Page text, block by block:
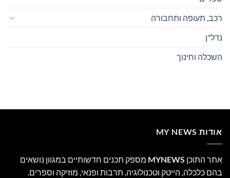
רכב, תעופה ותחבורה
נדל"ן
השכלה וחינוך
אודות MY NEWS
אתר התוכן MYNEWS מספק תכנים חדשותיים במגוון נושאים
בהם כלכלה, הייטק וטכנולוגיה, תרבות ופנאי, מוזיקה וספרים.